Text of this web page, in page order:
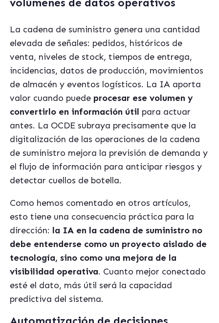
volúmenes de datos operativos
La cadena de suministro genera una cantidad
elevada de señales: pedidos, históricos de
venta, niveles de stock, tiempos de entrega,
incidencias, datos de producción, movimientos
de almacén y eventos logísticos. La IA aporta
valor cuando puede procesar ese volumen y
convertirlo en información útil para actuar
antes. La OCDE subraya precisamente que la
digitalización de las operaciones de la cadena
de suministro mejora la previsión de demanda y
el flujo de información para anticipar riesgos y
detectar cuellos de botella.
Como hemos comentado en otros artículos,
esto tiene una consecuencia práctica para la
dirección: la IA en la cadena de suministro no
debe entenderse como un proyecto aislado de
tecnología, sino como una mejora de la
visibilidad operativa. Cuanto mejor conectado
esté el dato, más útil será la capacidad
predictiva del sistema.